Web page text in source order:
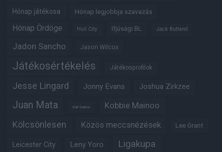
Hónap játékosa Hónap legjobbja szavazás
Hónap Ördöge Hull City Ifjúsági BL Jack Butland
Jadon Sancho Jason Wilcox
Játékosértékelés Játékosprofilok
Jesse Lingard Jonny Evans Joshua Zirkzee
Juan Mata Karl Darlow Kobbie Mainoo
Kölcsönlesen Közös meccsnézések Lee Grant
Leicester City Leny Yoro Ligakupa